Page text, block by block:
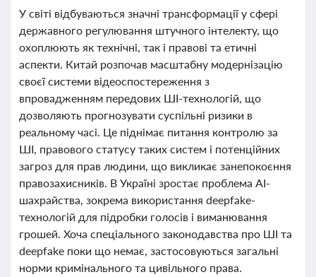
У світі відбуваються значні трансформації у сфері
державного регулювання штучного інтелекту, що
охоплюють як технічні, так і правові та етичні
аспекти. Китай розпочав масштабну модернізацію
своєї системи відеоспостереження з
впровадженням передових ШІ-технологій, що
дозволяють прогнозувати суспільні ризики в
реальному часі. Це піднімає питання контролю за
ШІ, правового статусу таких систем і потенційних
загроз для прав людини, що викликає занепокоєння
правозахисників. В Україні зростає проблема AI-
шахрайства, зокрема використання deepfake-
технологій для підробки голосів і виманювання
грошей. Хоча спеціального законодавства про ШІ та
deepfake поки що немає, застосовуються загальні
норми кримінального та цивільного права.